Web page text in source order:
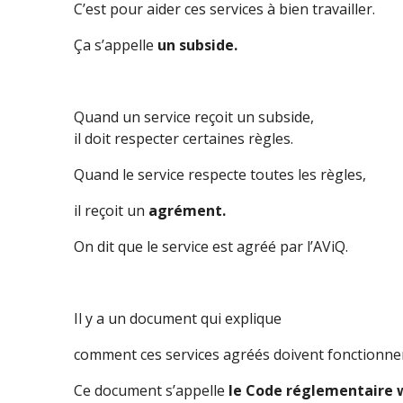
C’est pour aider ces services à bien travailler.
Ça s’appelle un subside.
Quand un service reçoit un subside,
il doit respecter certaines règles.
Quand le service respecte toutes les règles,
il reçoit un agrément.
On dit que le service est agréé par l’AViQ.
Il y a un document qui explique
comment ces services agréés doivent
Ce document s’appelle le Code réglementaire